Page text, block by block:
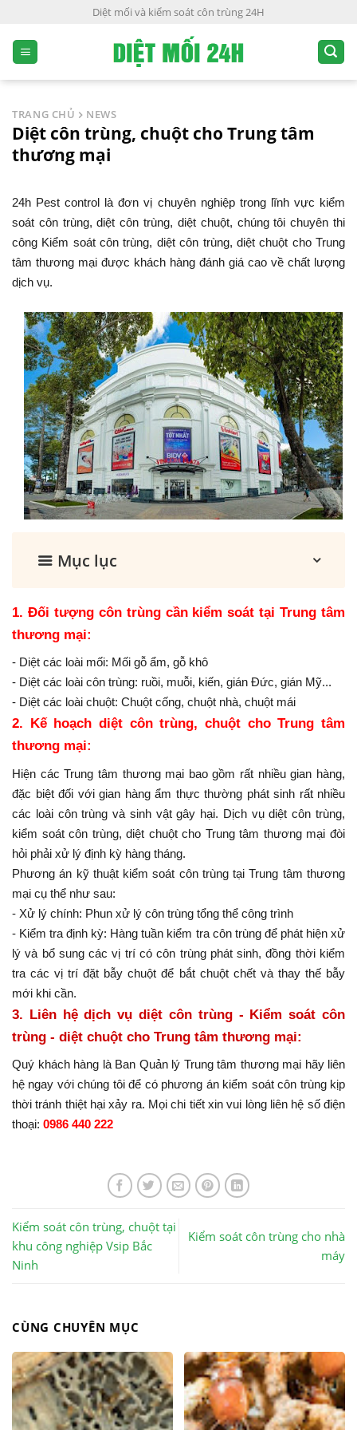
Diệt mối và kiểm soát côn trùng 24H
TRANG CHỦ NEWS
Diệt côn trùng, chuột cho Trung tâm
thương mại
24h Pest control là đơn vị chuyên nghiệp trong lĩnh vực kiểm
soát côn trùng, diệt côn trùng, diệt chuột, chúng tôi chuyên thi
công Kiểm soát côn trùng, diệt côn trùng, diệt chuột cho Trung
tâm thương mại được khách hàng đánh giá cao về chất lượng
dịch vụ.
Mục lục
1. Đối tượng côn trùng cần kiểm soát tại Trung tâm
thương mại:
- Diệt các loài mối: Mối gỗ ẩm, gỗ khô
- Diệt các loài côn trùng: ruồi, muỗi, kiến, gián Đức, gián Mỹ...
- Diệt các loài chuột: Chuột cống, chuột nhà, chuột mái
2. Kế hoạch diệt côn trùng, chuột cho Trung tâm
thương mại:
Hiện các Trung tâm thương mại bao gồm rất nhiều gian hàng,
đặc biệt đối với gian hàng ẩm thực thường phát sinh rất nhiều
các loài côn trùng và sinh vật gây hại. Dịch vụ diệt côn trùng,
kiểm soát côn trùng, diệt chuột cho Trung tâm thương mại đòi
hỏi phải xử lý định kỳ hàng tháng.
Phương án kỹ thuật kiểm soát côn trùng tại Trung tâm thương
mại cụ thể như sau:
- Xử lý chính: Phun xử lý côn trùng tổng thể công trình
- Kiểm tra định kỳ: Hàng tuần kiểm tra côn trùng để phát hiện xử
lý và bổ sung các vị trí có côn trùng phát sinh, đồng thời kiểm
tra các vị trí đặt bẫy chuột để bắt chuột chết và thay thế bẫy
mới khi cần.
3. Liên hệ dịch vụ diệt côn trùng - Kiểm soát côn
trùng - diệt chuột cho Trung tâm thương mại:
Quý khách hàng là Ban Quản lý Trung tâm thương mại hãy liên
hệ ngay với chúng tôi để có phương án kiểm soát côn trùng kịp
thời tránh thiệt hại xảy ra. Mọi chi tiết xin vui lòng liên hệ số điện
thoại: 0986 440 222
Kiểm soát côn trùng, chuột tại
khu công nghiệp Vsip Bắc
Ninh
Kiểm soát côn trùng cho nhà
máy
CÙNG CHUYÊN MỤC